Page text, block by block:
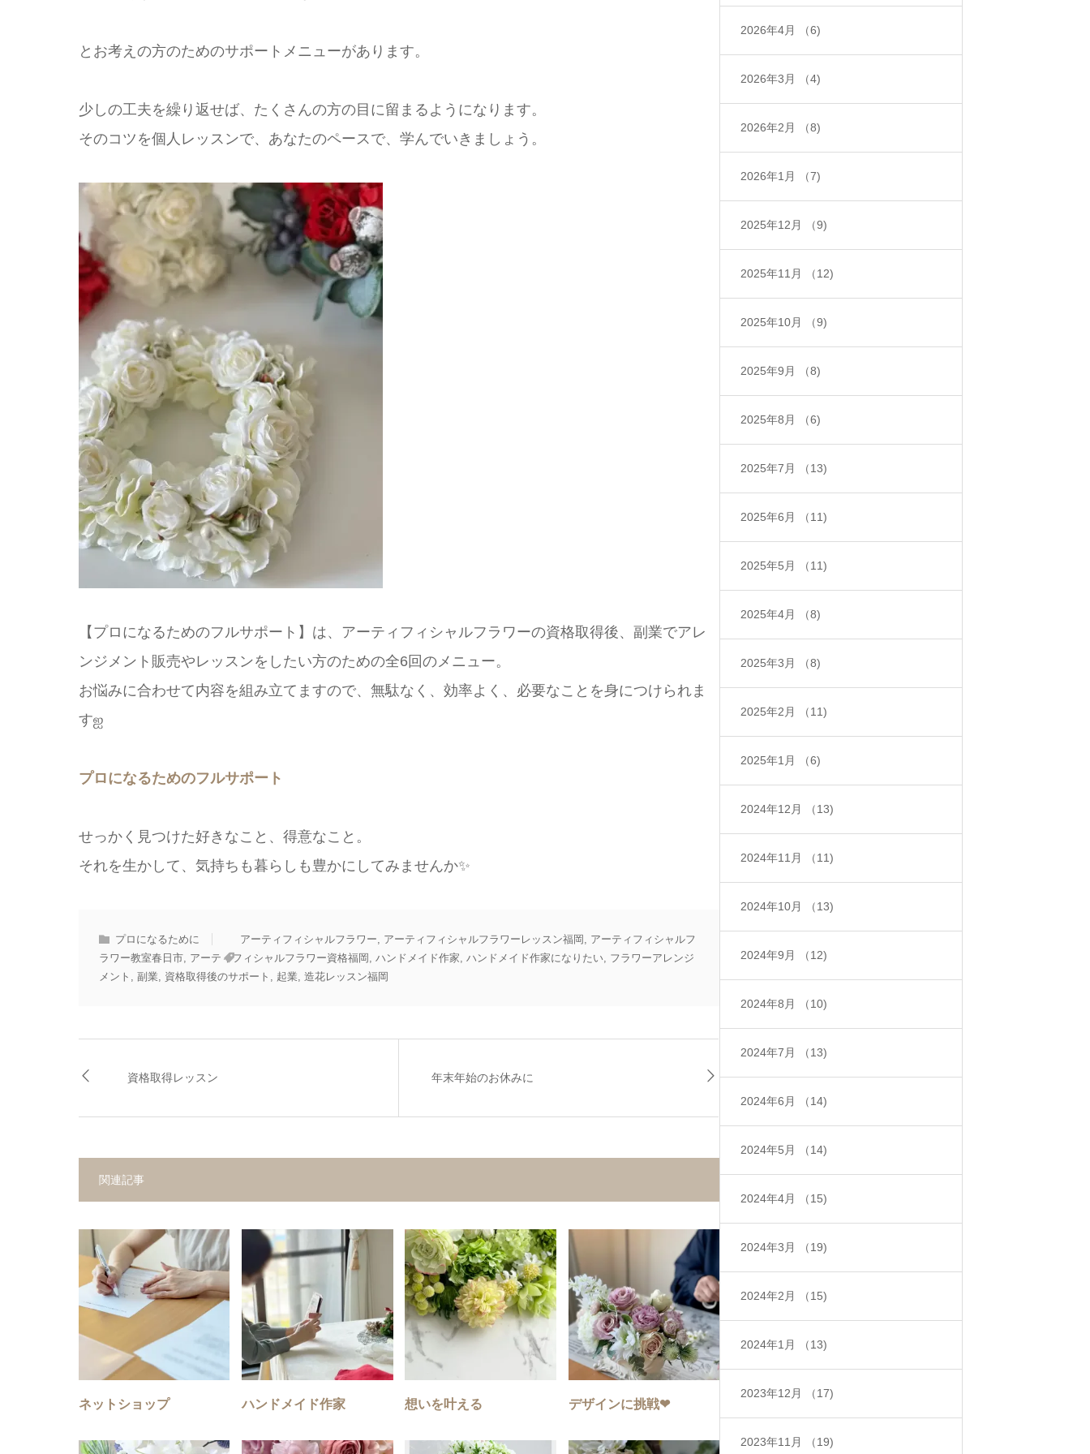
とお考えの方のためのサポートメニューがあります。
少しの工夫を繰り返せば、たくさんの方の目に留まるようになります。
そのコツを個人レッスンで、あなたのペースで、学んでいきましょう。
【プロになるためのフルサポート】は、アーティフィシャルフラワーの資格取得後、副業でアレ
ンジメント販売やレッスンをしたい方のための全6回のメニュー。
お悩みに合わせて内容を組み立てますので、無駄なく、効率よく、必要なことを身につけられま
すஐ
プロになるためのフルサポート
せっかく見つけた好きなこと、得意なこと。
それを生かして、気持ちも暮らしも豊かにしてみませんか✨
プロになるために アーティフィシャルフラワー アーティフィシャルフラワーレッスン福岡
アーティフィシャルフ
ラワー教室春日市 アーティフィシャルフラワー資格福岡 ハンドメイド作家 ハンドメイド作家になりたい フラワーアレンジ
メント
副業 資格取得後のサポート 起業 造花レッスン福岡
資格取得レッスン 年末年始のお休みに
関連記事
ネットショップ ハンドメイド作家 想いを叶える デザインに挑戦❤︎
2026年4月 （6)
2026年3月 （4)
2026年2月 （8)
2026年1月 （7)
2025年12月 （9)
2025年11月 （12)
2025年10月 （9)
2025年9月 （8)
2025年8月 （6)
2025年7月 （13)
2025年6月 （11)
2025年5月 （11)
2025年4月 （8)
2025年3月 （8)
2025年2月 （11)
2025年1月 （6)
2024年12月 （13)
2024年11月 （11)
2024年10月 （13)
2024年9月 （12)
2024年8月 （10)
2024年7月 （13)
2024年6月 （14)
2024年5月 （14)
2024年4月 （15)
2024年3月 （19)
2024年2月 （15)
2024年1月 （13)
2023年12月 （17)
2023年11月 （19)